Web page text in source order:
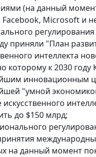
(на данный
Facebook, Microsoft и
регулирования
приняли "План
интеллекта
которому к 2030
инновационным
"умной
искусственного
до $150 млрд;
на данный момент